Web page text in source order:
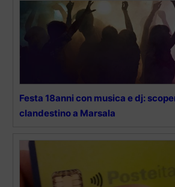
Festa 18anni con musica e dj:
clandestino a Marsala